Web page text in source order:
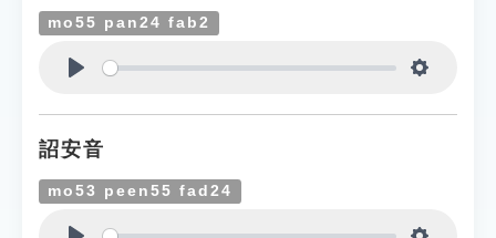
mo55 pan24 fab2
詔安音
mo53 peen55 fad24